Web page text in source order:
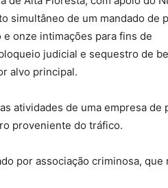
simultâneo de um mandado de
onze intimações para fins de
judicial e sequestro de
alvo principal.
atividades de uma empresa de
proveniente do tráfico.
por associação criminosa, que